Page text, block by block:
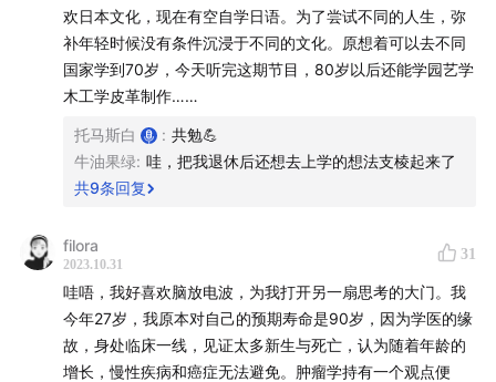
- 医学进步速度超过时间流逝速度可达到长寿逃逸速
度（预期寿命每年增长1年）。
Part2：盘点衰老，为了缓解衰老富豪都干了啥蠢事？
- 目前关于衰老有自由基理论和端粒理论两大流派。
- 富豪通过僵尸（冷冻）和吸血鬼（换血）等极端方
- 主流抗衰老方法包括清除衰老细胞、干细胞治疗
Part3：盘点普通人也能享受到的长寿密码，你只需要关
欢日本文化，现在有空自学日语。为了尝试不同的人生，弥
补年轻时候没有条件沉浸于不同的文化。原想着可以去不同
国家学到70岁，今天听完这期节目，80岁以后还能学园艺学
木工学皮革制作……
托马斯白 : 共勉💪
牛油果绿: 哇，把我退休后还想去上学的想法支棱起来了
共9条回复
filora
2023.10.31
31
哇唔，我好喜欢脑放电波，为我打开另一扇思考的大门。我
今年27岁，我原本对自己的预期寿命是90岁，因为学医的缘
故，身处临床一线，见证太多新生与死亡，认为随着年龄的
增长，慢性疾病和癌症无法避免。肿瘤学持有一个观点便